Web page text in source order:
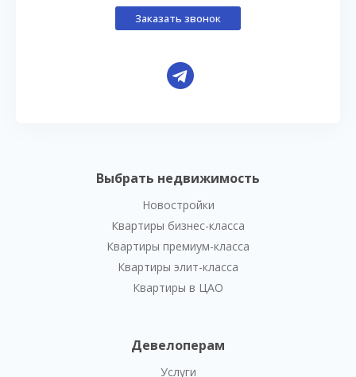
Выбрать недвижимость
Новостройки
Квартиры бизнес-класса
Квартиры премиум-класса
Квартиры элит-класса
Квартиры в ЦАО
Девелоперам
Услуги
Заказать звонок